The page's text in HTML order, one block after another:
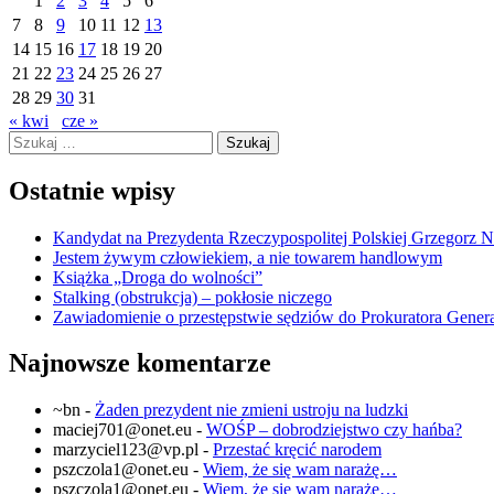
7
8 9 10 11 12 13
14 15 16 17 18 19 20
21 22 23 24 25 26 27
28 29 30 31
« kwi
cze »
Szukaj:
Ostatnie wpisy
Kandydat na Prezydenta Rzeczypospolitej Polskiej Grzegorz
Jestem żywym człowiekiem, a nie towarem handlowym
Książka „Droga do wolności”
Stalking (obstrukcja) – pokłosie niczego
Zawiadomienie o przestępstwie sędziów do Prokuratora
Najnowsze komentarze
~bn - Żaden prezydent nie zmieni ustroju na ludzki
maciej701@onet.eu - WOŚP – dobrodziejstwo czy hańba?
marzyciel123@vp.pl - Przestać kręcić narodem
pszczola1@onet.eu - Wiem, że się wam narażę…
pszczola1@onet.eu - Wiem, że się wam narażę…